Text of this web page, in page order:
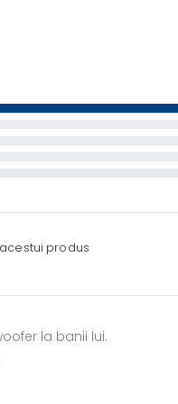
produs
la banii lui.